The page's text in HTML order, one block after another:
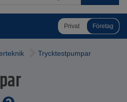
Privat Företag
Trycktestpumpar